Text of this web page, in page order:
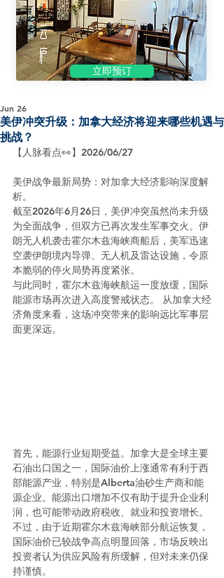
立即预订
美伊冲突升级：加拿大经济将迎来哪些机遇与
挑战？
Jun 26
【人脉看点👀】2026/06/27
美伊战争最新局势：对加拿大经济影响深度解
析。
截至2026年6月26日，美伊冲突虽然尚未升级
为全面战争，但双方已再次发生军事交火。伊
朗无人机袭击霍尔木兹海峡商船后，美军迅速
空袭伊朗境内导弹、无人机及雷达设施，令原
本脆弱的停火局势再度紧张。
与此同时，霍尔木兹海峡航运一度放缓，国际
能源市场再次进入高度警戒状态。 从加拿大经
济角度来看，这场冲突带来的影响远比军事层
面更深远。
首先，能源行业短期受益。加拿大是全球主要
石油出口国之一，国际油价上涨通常有利于西
部能源产业，特别是Alberta油砂生产商和能
源企业。能源出口增加不仅有助于提升企业利
润，也可能带动政府税收、就业和投资增长。
不过，由于近期霍尔木兹海峡部分航运恢复，
国际油价已较战争高点明显回落，市场反映出
投资者认为供应风险有所缓解，但对未来仍保
持谨慎。